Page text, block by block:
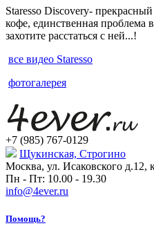
Staresso Discovery-
кофе, единственная
захотите расстаться с ней...!
все видео Staresso
фотогалерея
+7 (985) 767-0129
Щукинская, Строгино
Москва, ул. Исаковского д.12,
Пн - Пт: 10.00 - 19.30
info@4ever.ru
Помощь?